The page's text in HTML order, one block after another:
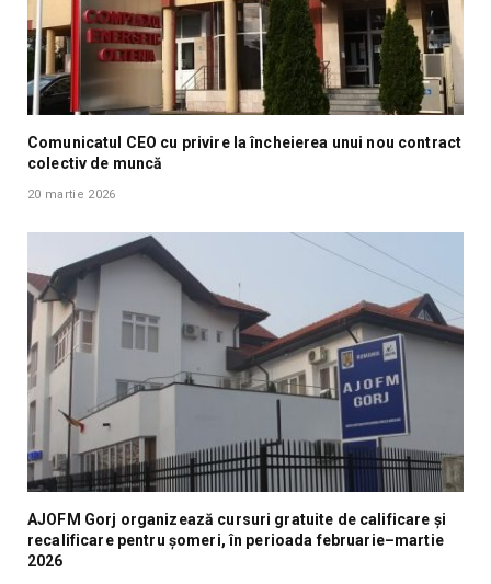
Comunicatul CEO cu privire la încheierea unui nou contract
colectiv de muncă
20 martie 2026
AJOFM Gorj organizează cursuri gratuite de calificare și
recalificare pentru șomeri, în perioada februarie–martie
2026